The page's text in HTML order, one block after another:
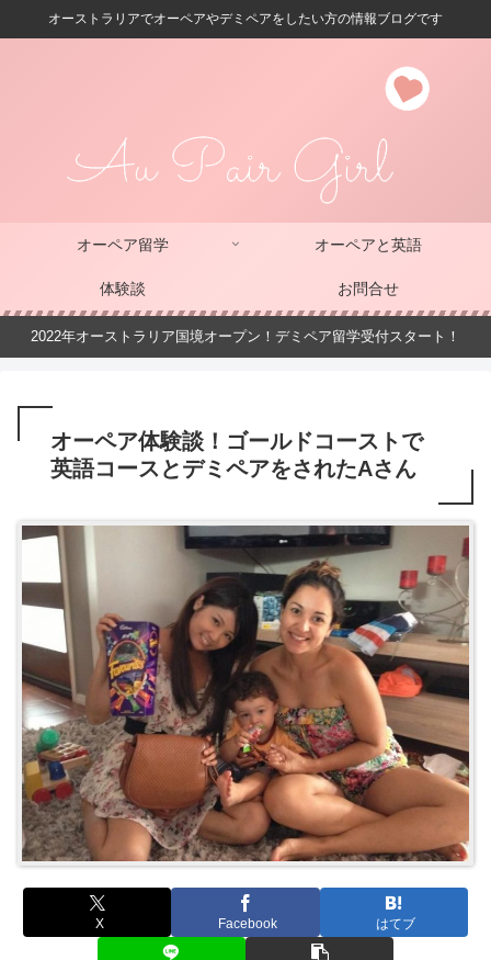
オーストラリアでオーペアやデミペアをしたい方の情報ブログです
オーペア留学 オーペアと英語
体験談 お問合せ
2022年オーストラリア国境オープン！デミペア留学受付スタート！
オーペア体験談！ゴールドコーストで
英語コースとデミペアをされたAさん
X Facebook はてブ